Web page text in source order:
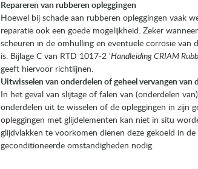
Repareren van rubberen opleggingen
Hoewel bij schade aan rubberen opleggingen vaak
reparatie ook een goede mogelijkheid. Zeker
scheuren in de omhulling en eventuele corrosie van
is. Bijlage C van RTD 1017-2 ‘Handleiding CRIAM
geeft hiervoor richtlijnen.
Uitwisselen van onderdelen of geheel vervangen van
In het geval van slijtage of falen van (onderdelen
onderdelen uit te wisselen of de opleggingen in zijn
opleggingen met glijdelementen kan niet in situ
glijdvlakken te voorkomen dienen deze gekoeld in
geconditioneerde omstandigheden nodig.